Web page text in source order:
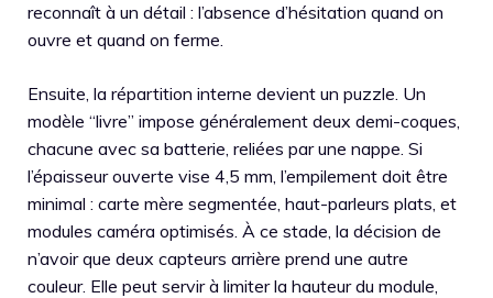
reconnaît à un détail : l’absence d’hésitation quand on
ouvre et quand on ferme.
Ensuite, la répartition interne devient un puzzle. Un
modèle “livre” impose généralement deux demi-coques,
chacune avec sa batterie, reliées par une nappe. Si
l’épaisseur ouverte vise 4,5 mm, l’empilement doit être
minimal : carte mère segmentée, haut-parleurs plats, et
modules caméra optimisés. À ce stade, la décision de
n’avoir que deux capteurs arrière prend une autre
couleur. Elle peut servir à limiter la hauteur du module,